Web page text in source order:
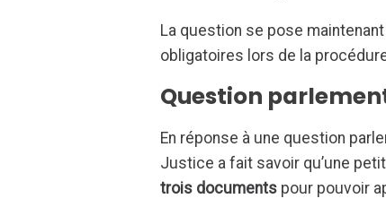
La question se pose
obligatoires lors de la
Question
En réponse à une question
Justice a fait savoir qu’une
trois documents pour pouvoir